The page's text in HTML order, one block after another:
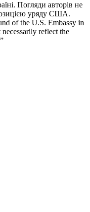
Погляди авторів не
уряду США.
of the U.S. Embassy in
reflect the